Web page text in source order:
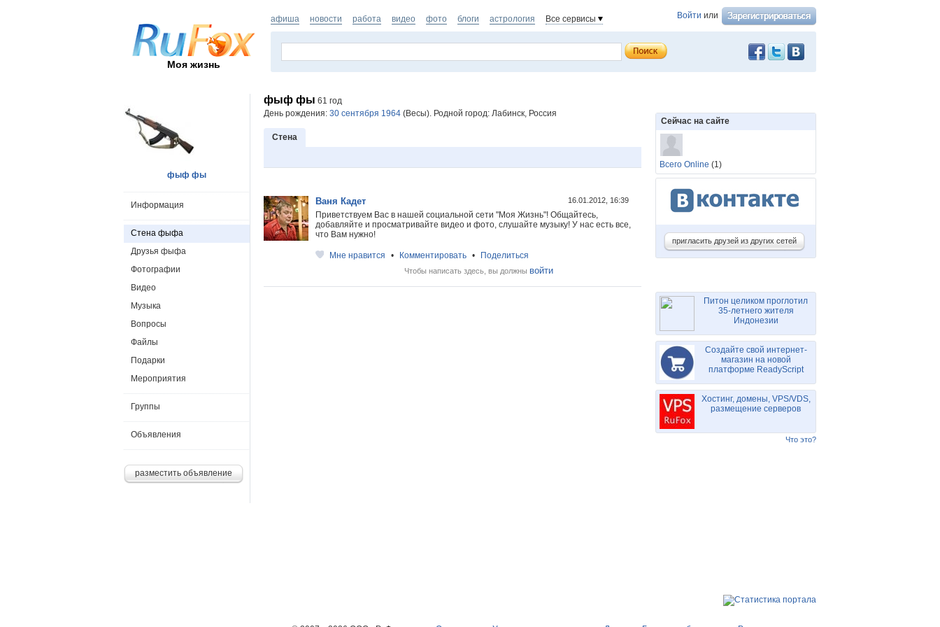
Моя жизнь
Войти или
афиша новости работа видео фото блоги астрология Все сервисы
фыф фы 61 год
День рождения: 30 сентября 1964 (Весы). Родной город: Лабинск, Россия
Стена
16.01.2012, 16:39
Ваня Кадет
Приветствуем Вас в нашей социальной сети "Моя Жизнь"! Общайтесь,
добавляйте и просматривайте видео и фото, слушайте музыку! У нас есть все,
что Вам нужно!
Мне нравится • Комментировать • Поделиться
Чтобы написать здесь, вы должны войти
фыф фы
Информация
Стена фыфа
Друзья фыфа
Фотографии
Видео
Музыка
Вопросы
Файлы
Подарки
Мероприятия
Группы
Объявления
разместить объявление
Сейчас на сайте
Всего Online (1)
пригласить друзей из других сетей
Питон целиком проглотил
35-летнего жителя
Индонезии
Создайте свой интернет-
магазин на новой
платформе ReadyScript
Хостинг, домены, VPS/VDS,
размещение серверов
Что это?